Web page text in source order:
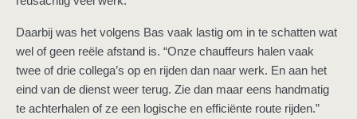
Daarbij was het volgens Bas vaak lastig om in te schatten wat
wel of geen reële afstand is. “Onze chauffeurs halen vaak
twee of drie collega’s op en rijden dan naar werk. En aan het
eind van de dienst weer terug. Zie dan maar eens handmatig
te achterhalen of ze een logische en efficiënte route rijden.”